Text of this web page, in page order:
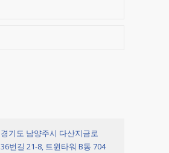
경기도 남양주시 다산지금로
36번길 21-8, 트윈타워 B동 704